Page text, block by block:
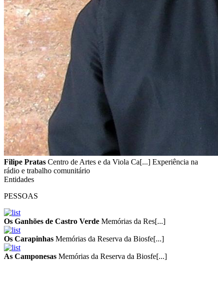
Filipe Pratas Centro de Artes e da Viola Ca[...] Experiência na
rádio e trabalho comunitário
Entidades
PESSOAS
Os Ganhões de Castro Verde Memórias da Res[...]
Os Carapinhas Memórias da Reserva da Biosfe[...]
As Camponesas Memórias da Reserva da Biosfe[...]